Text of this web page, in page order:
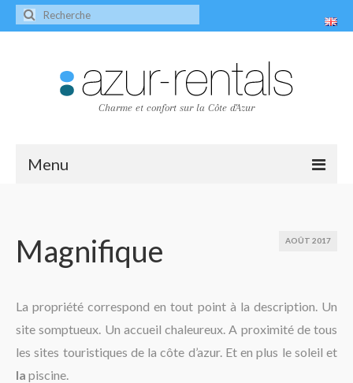
Charme et confort sur la Côte d'Azur
Menu
Les villas
Villa Peire-Long
Villa Pagnol
Contact
La région
AOÛT 2017
Magnifique
La propriété correspond en tout point à la description. Un
site somptueux. Un accueil chaleureux. A proximité de tous
les sites touristiques de la côte d’azur. Et en plus le soleil et
la piscine.